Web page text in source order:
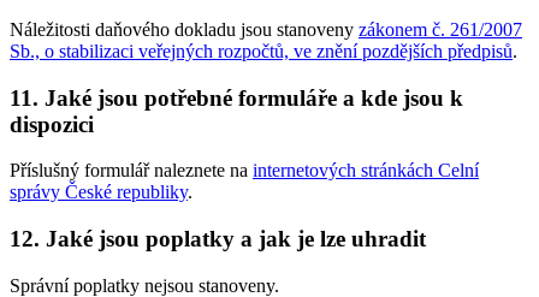
Náležitosti daňového dokladu jsou stanoveny zákonem č. 261/2007
Sb., o stabilizaci veřejných rozpočtů, ve znění pozdějších předpisů.
11. Jaké jsou potřebné formuláře a kde jsou k
dispozici
Příslušný formulář naleznete na internetových stránkách Celní
správy České republiky.
12. Jaké jsou poplatky a jak je lze uhradit
Správní poplatky nejsou stanoveny.